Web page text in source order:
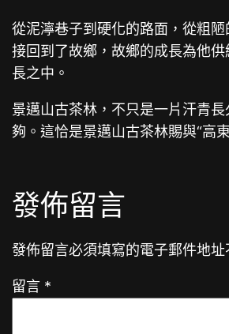
從泥濘巷子到硬化的路面，從粗
接回到了故鄉，故鄉的成長為他
長之中。
景邁山古茶林，不只是一片汗青
夠。這恰是景邁山古茶林賜與“高
發佈留言
發佈留言必須填寫的電子郵件地址
留言 *